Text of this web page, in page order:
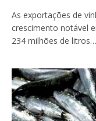
As exportações de
crescimento notável
234 milhões de litros…